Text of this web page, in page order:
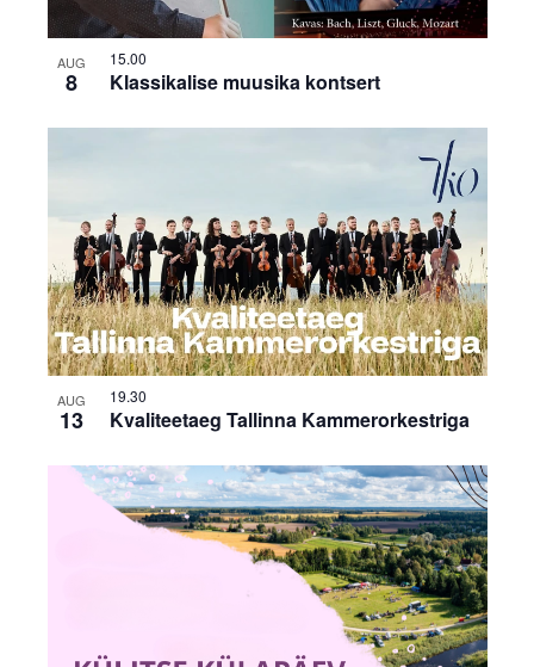
AUG
8 Klassikalise muusika kontsert
15.00
AUG
13 Kvaliteetaeg Tallinna Kammerorkestriga
19.30